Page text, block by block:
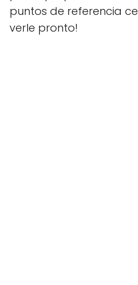
puntos de referencia
verle pronto!